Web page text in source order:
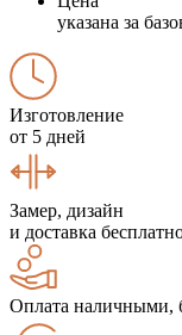
указана за
Изготовление
от 5 дней
Замер, дизайн
и доставка
Оплата наличными,